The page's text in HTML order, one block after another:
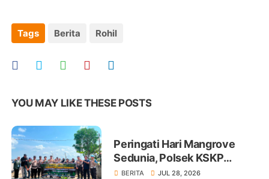
Tags Berita Rohil
YOU MAY LIKE THESE POSTS
Peringati Hari Mangrove
Sedunia, Polsek KSKP
Tembilahan Tanam 100 Bibit
BERITA JUL 28, 2026